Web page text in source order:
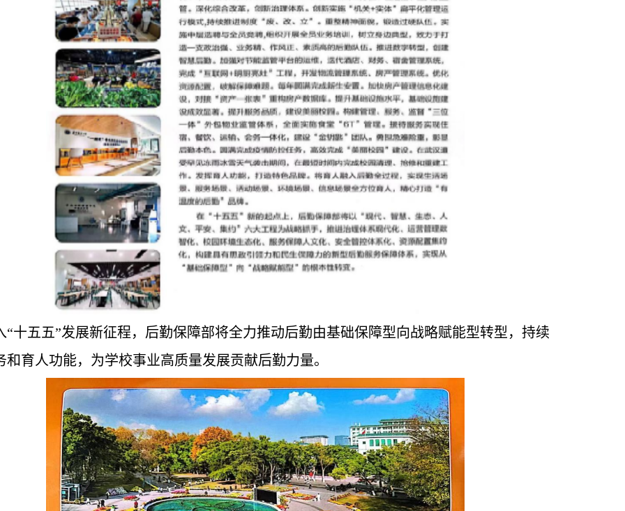
“十五五”发展新征程，后勤保障部将全力推动后勤由基础保障型向战略赋能型转型，持续
和育人功能，为学校事业高质量发展贡献后勤力量。